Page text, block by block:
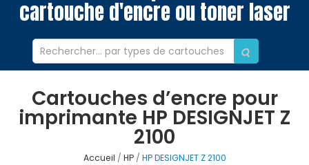
cartouche d'encre ou toner laser
Cartouches d’encre pour
imprimante HP DESIGNJET Z
2100
Accueil HP HP DESIGNJET Z 2100